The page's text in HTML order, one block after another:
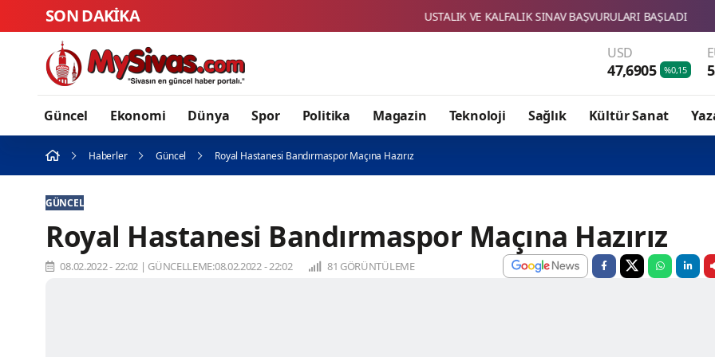
SON DAKİKA USTALIK VE KALFALIK SINAV BAŞVURULARI BAŞLADI SBTÜ'NÜN İKİ
USD
47,6905 %0,15
Güncel Ekonomi Dünya Spor Politika Magazin Teknoloji Sağlık Kültür Sanat
Haberler Güncel Royal Hastanesi Bandırmaspor Maçına Hazırız
GÜNCEL
Royal Hastanesi Bandırmaspor Maçına Hazırız
08.02.2022 - 22:02 | GÜNCELLEME:08.02.2022 - 22:02 81 GÖRÜNTÜLEME